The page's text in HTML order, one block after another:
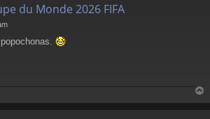
du Monde 2026 FIFA
a